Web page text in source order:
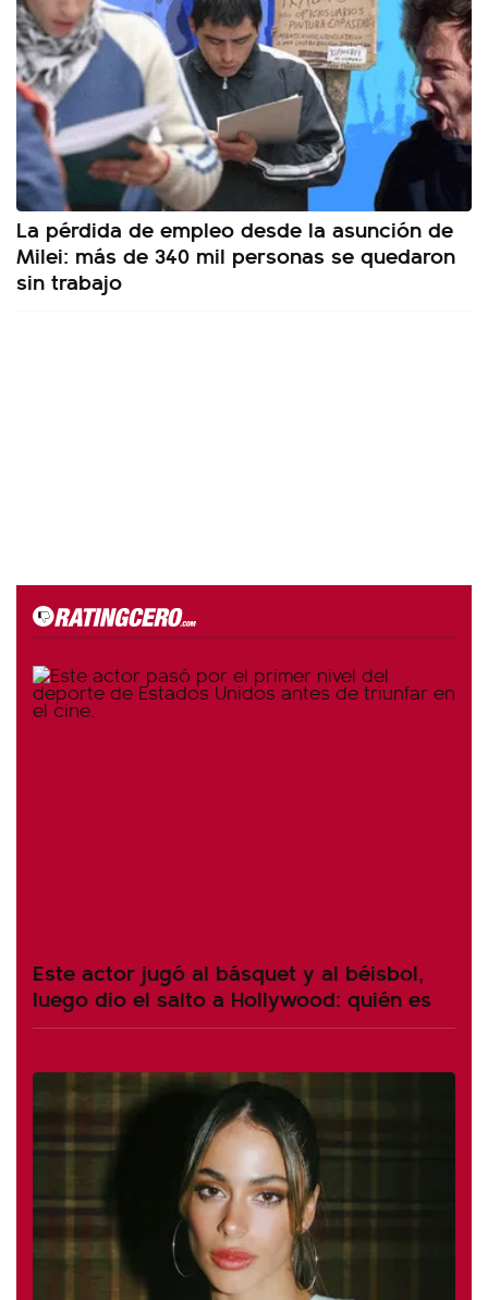
La pérdida de empleo desde la asunción de
Milei: más de 340 mil personas se quedaron
sin trabajo
Este actor jugó al básquet y al béisbol,
luego dio el salto a Hollywood: quién es